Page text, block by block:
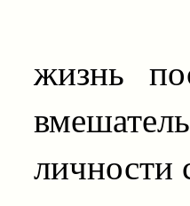
такое
жизнь
личности